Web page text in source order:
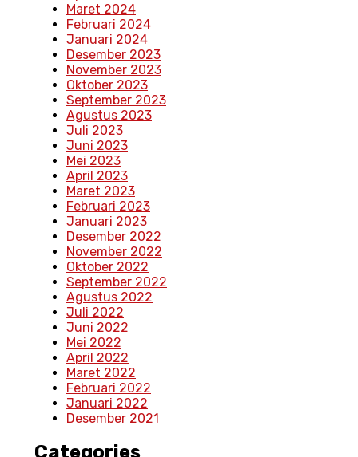
Maret 2024
Februari 2024
Januari 2024
Desember 2023
November 2023
Oktober 2023
September 2023
Agustus 2023
Juli 2023
Juni 2023
Mei 2023
April 2023
Maret 2023
Februari 2023
Januari 2023
Desember 2022
November 2022
Oktober 2022
September 2022
Agustus 2022
Juli 2022
Juni 2022
Mei 2022
April 2022
Maret 2022
Februari 2022
Januari 2022
Desember 2021